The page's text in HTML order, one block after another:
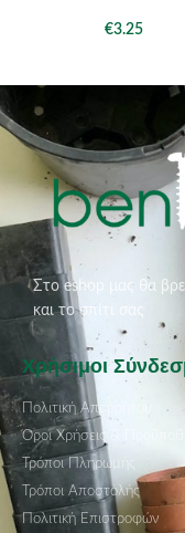
€3.25
Στο eshop μας θα
και το σπίτι σας
Χρήσιμοι
Πολιτική Απορρήτου
Όροι Χρήσεις &
Τρόποι Πληρωμής
Τρόποι Αποστολής
Πολιτική Επιστροφών